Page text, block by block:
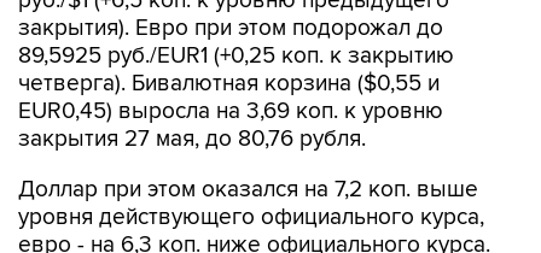
закрытия). Евро при этом подорожал до
89,5925 руб./EUR1 (+0,25 коп. к закрытию
четверга). Бивалютная корзина ($0,55 и
EUR0,45) выросла на 3,69 коп. к уровню
закрытия 27 мая, до 80,76 рубля.
Доллар при этом оказался на 7,2 коп. выше
уровня действующего официального курса,
евро - на 6,3 коп. ниже официального курса.